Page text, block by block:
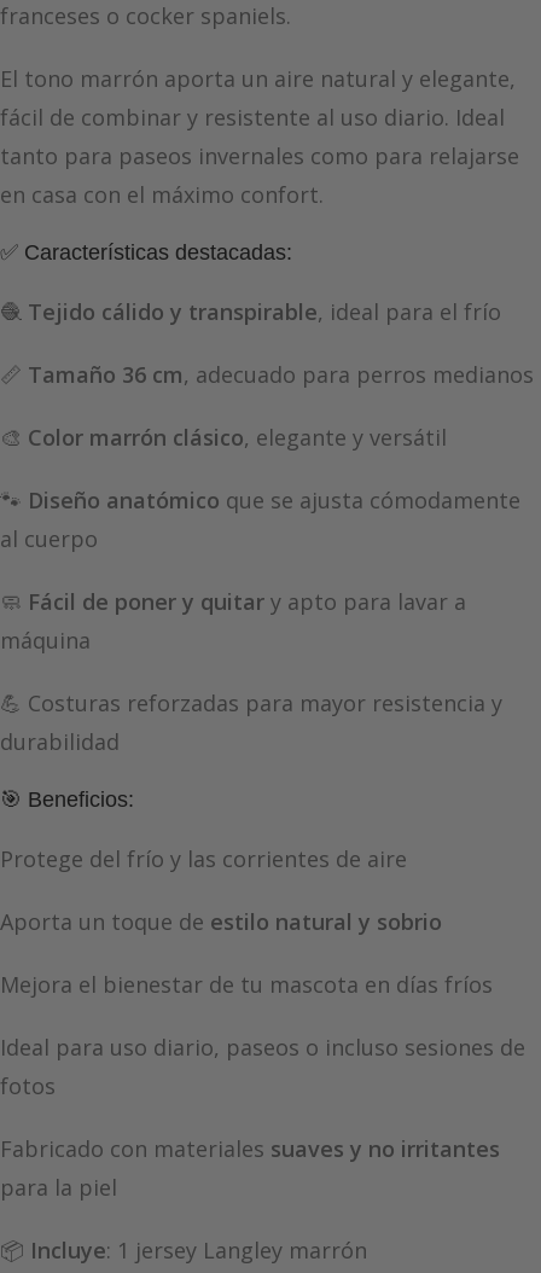
franceses o cocker spaniels.
El tono marrón aporta un aire natural y elegante,
fácil de combinar y resistente al uso diario. Ideal
tanto para paseos invernales como para relajarse
en casa con el máximo confort.
✅ Características destacadas:
🧶 Tejido cálido y transpirable, ideal para el frío
📏 Tamaño 36 cm, adecuado para perros medianos
🎨 Color marrón clásico, elegante y versátil
🐾 Diseño anatómico que se ajusta cómodamente
al cuerpo
🧼 Fácil de poner y quitar y apto para lavar a
máquina
💪 Costuras reforzadas para mayor resistencia y
durabilidad
🎯 Beneficios:
Protege del frío y las corrientes de aire
Aporta un toque de estilo natural y sobrio
Mejora el bienestar de tu mascota en días fríos
Ideal para uso diario, paseos o incluso sesiones de
fotos
Fabricado con materiales suaves y no irritantes
para la piel
📦 Incluye: 1 jersey Langley marrón